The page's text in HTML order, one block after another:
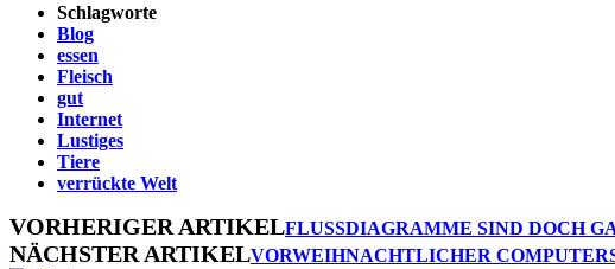
Schlagworte
Blog
essen
Fleisch
gut
Internet
Lustiges
Tiere
verrückte Welt
VORHERIGER ARTIKELFLUSSDIAGRAMME SIND DOCH
NÄCHSTER ARTIKELVORWEIHNACHTLICHER